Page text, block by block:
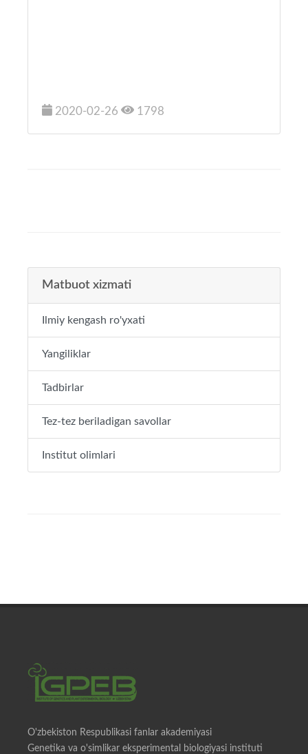
2020-02-26 1798
Matbuot xizmati
Ilmiy kengash ro'yxati
Yangiliklar
Tadbirlar
Tez-tez beriladigan savollar
Institut olimlari
O'zbekiston Respublikasi fanlar akademiyasi
Genetika va o'simlikar eksperimental biologiyasi instituti